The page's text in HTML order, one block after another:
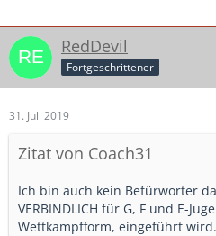
RedDevil
Fortgeschrittener
31. Juli 2019
Zitat von Coach31
Ich bin auch kein Befürworter
VERBINDLICH für G, F und E-
Wettkampfform, eingeführt wird.